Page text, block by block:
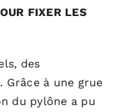
FIXER LES
des
Grâce à une grue
du pylône a pu